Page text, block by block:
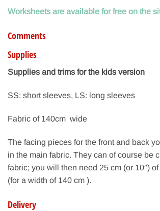
Worksheets are available for free on the
Comments
Supplies
Supplies and trims for the kids version
SS: short sleeves, LS: long sleeves
Fabric of 140cm wide
The facing pieces for the front and back
in the main fabric. They can of course be
fabric; you will then need 25 cm (or 10″)
(for a width of 140 cm ).
Delivery